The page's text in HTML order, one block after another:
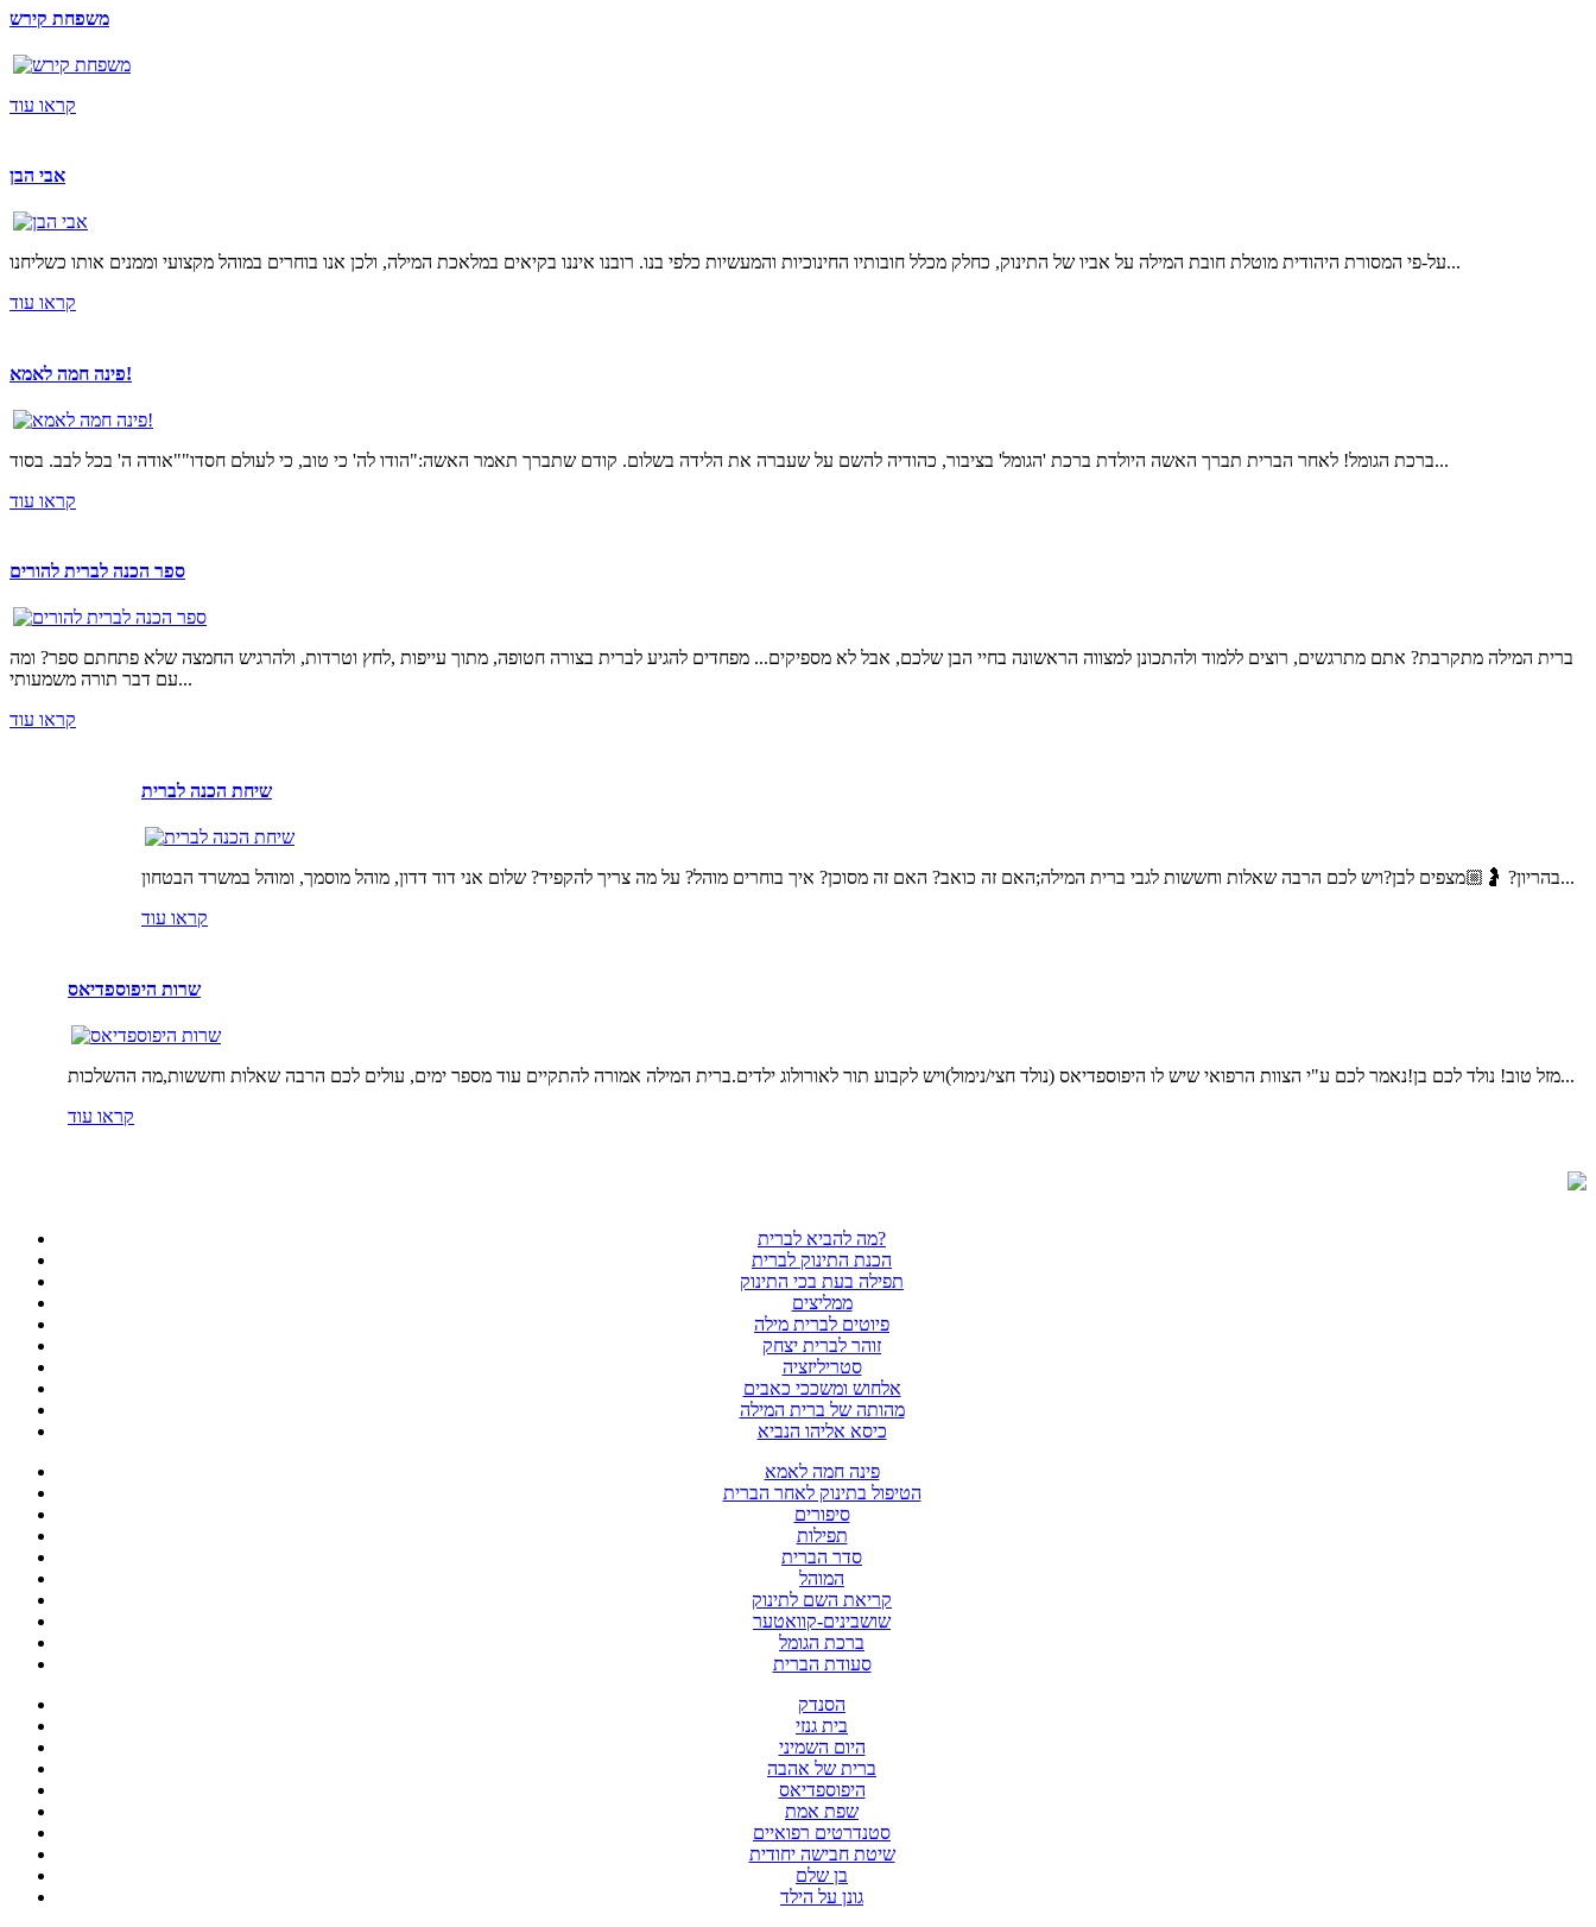
משפחת קירש
קראו עוד
אבי הבן
על-פי המסורת היהודית מוטלת חובת המילה על אביו של התינוק, כחלק מכלל חובותיו החינוכיות והמעשיות כלפי בנו. רובנו איננו בקיאים במלאכת המילה, ולכן אנו בוחרים במוהל מקצועי וממנים אותו כשליחנו...
קראו עוד
פינה חמה לאמא!
ברכת הגומל! לאחר הברית תברך האשה היולדת ברכת 'הגומל' בציבור, כהודיה להשם על שעברה את הלידה בשלום. קודם שתברך תאמר האשה:"הודו לה' כי טוב, כי לעולם חסדו""אודה ה' בכל לבב. בסוד...
קראו עוד
ספר הכנה לברית להורים
ברית המילה מתקרבת? אתם מתרגשים, רוצים ללמוד ולהתכונן למצווה הראשונה בחיי הבן שלכם, אבל לא מספיקים... מפחדים להגיע לברית בצורה חטופה, מתוך עייפות ,לחץ וטרדות, ולהרגיש החמצה שלא פתחתם ספר? ומה
עם דבר תורה משמעותי...
קראו עוד
שיחת הכנה לברית
בהריון? 🤰🏼מצפים לבן?ויש לכם הרבה שאלות וחששות לגבי ברית המילה;האם זה כואב? האם זה מסוכן? איך בוחרים מוהל? על מה צריך להקפיד? שלום אני דוד דדון, מוהל מוסמך, ומוהל במשרד הבטחון...
קראו עוד
שרות היפוספדיאס
מזל טוב! נולד לכם בן!נאמר לכם ע"י הצוות הרפואי שיש לו היפוספדיאס (נולד חצי/נימול)ויש לקבוע תור לאורולוג ילדים.ברית המילה אמורה להתקיים עוד מספר ימים, עולים לכם הרבה שאלות וחששות,מה ההשלכות...
קראו עוד
מה להביא לברית?
הכנת התינוק לברית
תפילה בעת בכי התינוק
ממליצים
פיוטים לברית מילה
זוהר לברית יצחק
סטריליזציה
אלחוש ומשככי כאבים
מהותה של ברית המילה
כיסא אליהו הנביא
פינה חמה לאמא
הטיפול בתינוק לאחר הברית
סיפורים
תפילות
סדר הברית
המוהל
קריאת השם לתינוק
שושבינים-קוואטער
ברכת הגומל
סעודת הברית
הסנדק
בית גנזי
היום השמיני
ברית של אהבה
היפוספדיאס
שפת אמת
סטנדרטים רפואיים
שיטת חבישה יחודית
בן שלם
גונן על הילד